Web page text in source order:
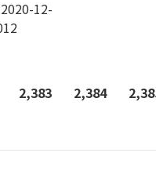
12-
2,383 2,384